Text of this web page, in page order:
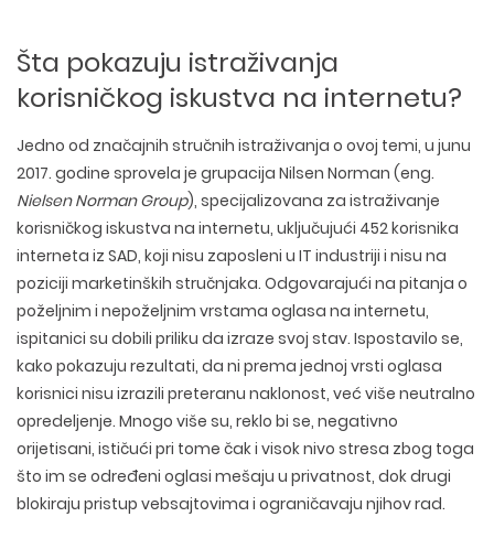
Šta pokazuju istraživanja
korisničkog iskustva na internetu?
Jedno od značajnih stručnih istraživanja o ovoj temi, u junu
2017. godine sprovela je grupacija Nilsen Norman (eng.
Nielsen Norman Group), specijalizovana za istraživanje
korisničkog iskustva na internetu, uključujući 452 korisnika
interneta iz SAD, koji nisu zaposleni u IT industriji i nisu na
poziciji marketinških stručnjaka. Odgovarajući na pitanja o
poželjnim i nepoželjnim vrstama oglasa na internetu,
ispitanici su dobili priliku da izraze svoj stav. Ispostavilo se,
kako pokazuju rezultati, da ni prema jednoj vrsti oglasa
korisnici nisu izrazili preteranu naklonost, već više neutralno
opredeljenje. Mnogo više su, reklo bi se, negativno
orijetisani, ističući pri tome čak i visok nivo stresa zbog toga
što im se određeni oglasi mešaju u privatnost, dok drugi
blokiraju pristup vebsajtovima i ograničavaju njihov rad.